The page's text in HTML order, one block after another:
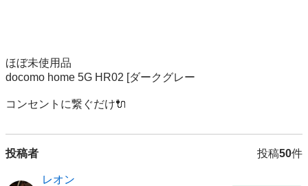
ほぼ未使用品
docomo home 5G HR02 [ダークグレー
コンセントに繋ぐだけ🔌
投稿者 投稿50件
レオン